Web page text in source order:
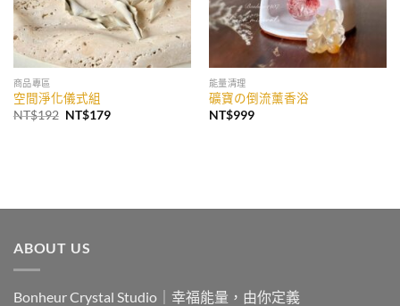
商品專區
空間淨化儀式組
NT$192 原
NT$179目
能量清理
礦寶の倒流薰香浴
NT$999
ABOUT US
Bonheur Crystal Studio｜幸福能量，由你定義